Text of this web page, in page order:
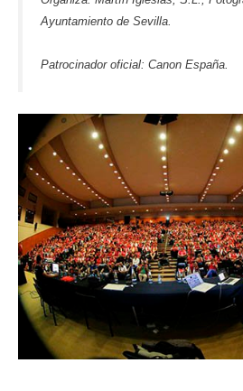
Ayuntamiento de Sevilla.
Patrocinador oficial: Canon España.